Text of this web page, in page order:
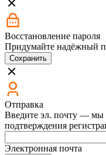
Восстановление пароля
Придумайте надёжный
Сохранить
Отправка
Введите эл. почту — мы
подтверждения
Электронная почта